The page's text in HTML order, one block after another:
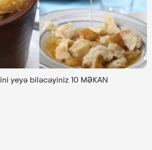
yeyə biləcəyiniz 10 MƏKAN